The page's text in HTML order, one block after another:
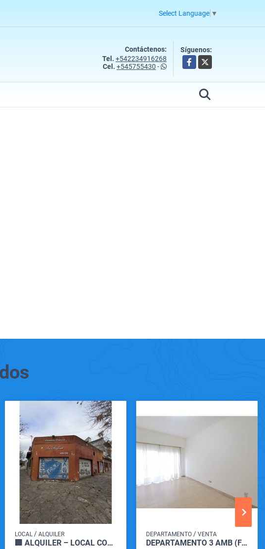
Select Language ▼
Contáctenos:
Tel. +542234916268
Cel. +545755430 -
Síguenos:
Facebook
X
LOCAL /ALQUILER
🏢 ALQUILER – LOCAL COMERCIAL EN ESQUINA | BARRIO SAN JOSÉ 📍
DEPARTAMENTO /VENTA
DEPARTAMENTO 3 AMB (FALUCHO 2500)